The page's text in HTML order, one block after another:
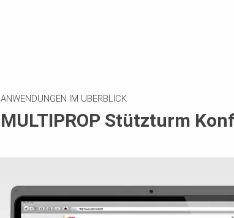
ANWENDUNGEN IM ÜBERBLICK
MULTIPROP Stützturm